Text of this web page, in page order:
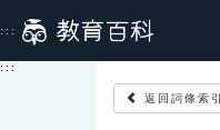
到
主
:::
:::
返回詞條索引